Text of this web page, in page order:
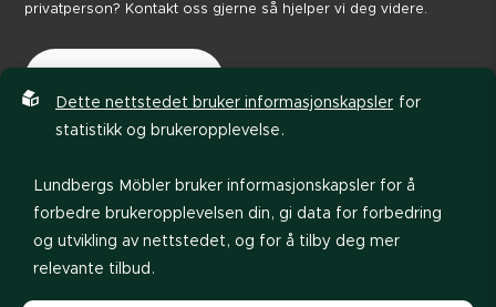
privatperson? Kontakt oss gjerne så hjelper vi deg videre.
Personvernerklæring
Dette nettstedet bruker informasjonskapsler for
statistikk og brukeropplevelse.
Lundbergs Möbler bruker informasjonskapsler for å
forbedre brukeropplevelsen din, gi data for forbedring
og utvikling av nettstedet, og for å tilby deg mer
relevante tilbud.